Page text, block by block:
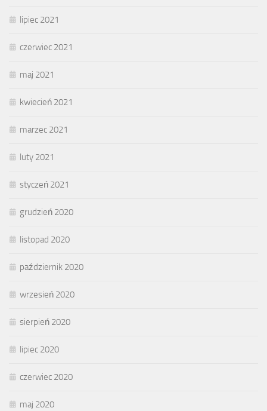
lipiec 2021
czerwiec 2021
maj 2021
kwiecień 2021
marzec 2021
luty 2021
styczeń 2021
grudzień 2020
listopad 2020
październik 2020
wrzesień 2020
sierpień 2020
lipiec 2020
czerwiec 2020
maj 2020